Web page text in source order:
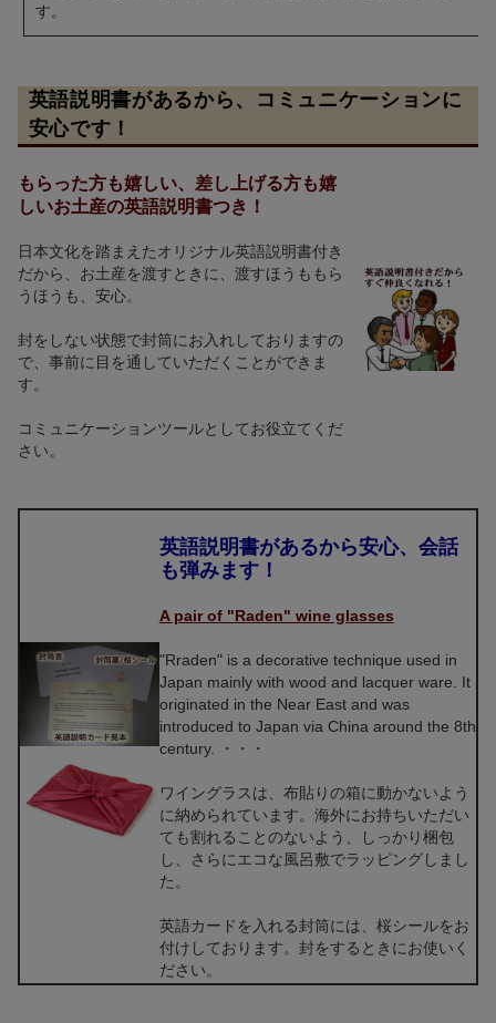
す。
英語説明書があるから、コミュニケーションに
安心です！
もらった方も嬉しい、差し上げる方も嬉
しいお土産の英語説明書つき！
日本文化を踏まえたオリジナル英語説明書付き
だから、お土産を渡すときに、渡すほうももら
うほうも、安心。
封をしない状態で封筒にお入れしておりますの
で、事前に目を通していただくことができま
す。
コミュニケーションツールとしてお役立てくだ
さい。
英語説明書があるから安心、会話
も弾みます！
A pair of "Raden" wine glasses
"Rraden" is a decorative technique used in
Japan mainly with wood and lacquer ware. It
originated in the Near East and was
introduced to Japan via China around the 8th
century. ・・・
ワイングラスは、布貼りの箱に動かないよう
に納められています。海外にお持ちいただい
ても割れることのないよう、しっかり梱包
し、さらにエコな風呂敷でラッピングしまし
た。
英語カードを入れる封筒には、桜シールをお
付けしております。封をするときにお使いく
ださい。